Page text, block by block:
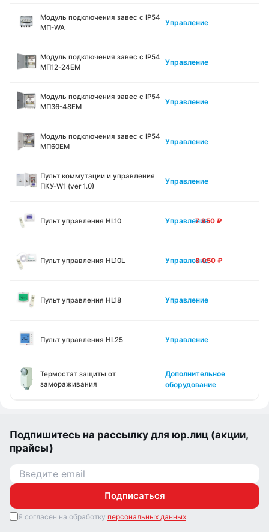
Модуль подключения завес c IP54
МП-WA
Управление
Модуль подключения завес c IP54
МП12-24ЕМ
Управление
Модуль подключения завес c IP54
МП36-48ЕМ
Управление
Модуль подключения завес c IP54
МП60ЕМ
Управление
Пульт коммутации и управления
ПКУ-W1 (ver 1.0)
Управление
Пульт управления HL10 Управление
7 950 ₽
Пульт управления HL10L Управление
8 050 ₽
Пульт управления HL18 Управление
Пульт управления HL25 Управление
Термостат защиты от
замораживания
Дополнительное
оборудование
Подпишитесь на рассылку для юр.лиц (акции,
прайсы)
Подписаться
Я согласен на обработку персональных данных